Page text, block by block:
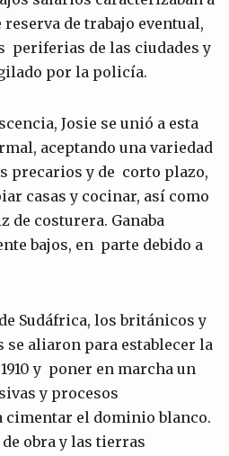
de trabajo eventual,
periferias de las ciudades y
por la policía.
Josie se unió a esta
aceptando una variedad
precarios y de corto plazo,
casas y cocinar, así como
de costurera. Ganaba
bajos, en parte debido a
Sudáfrica, los británicos y
aliaron para establecer la
y poner en marcha un
y procesos
el dominio blanco.
obra y las tierras